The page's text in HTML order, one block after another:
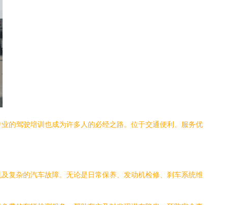
的驾驶培训也成为许多人的必经之路。位于交通便利、服务优
复杂的汽车故障。无论是日常保养、发动机检修、刹车系统维